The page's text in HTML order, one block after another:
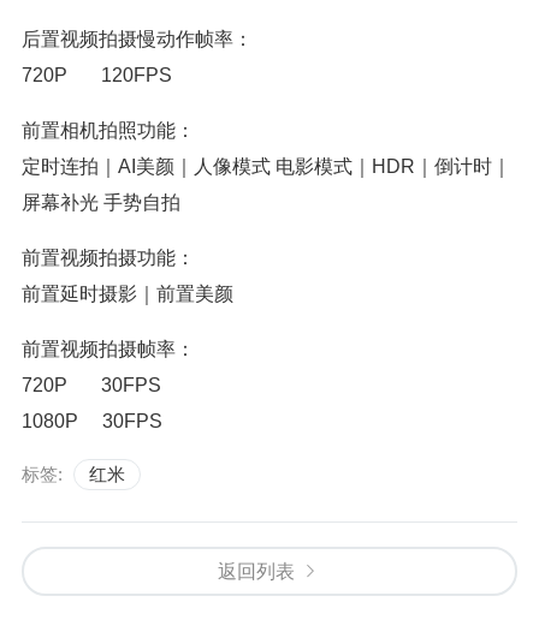
后置视频拍摄慢动作帧率：
720P 120FPS
前置相机拍照功能：
定时连拍｜AI美颜｜人像模式 电影模式｜HDR｜倒计时｜
屏幕补光 手势自拍
前置视频拍摄功能：
前置延时摄影｜前置美颜
前置视频拍摄帧率：
720P 30FPS
1080P 30FPS
标签: 红米
返回列表